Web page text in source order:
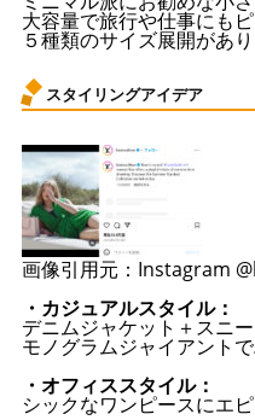
大容量で旅行や仕事にも
５種類のサイズ展開があり
スタイリングアイデア
画像引用元：Instagram
・カジュアルスタイル：
デニムジャケット＋スニ
モノグラムジャイアント
・オフィススタイル：
シックなワンピースにエ